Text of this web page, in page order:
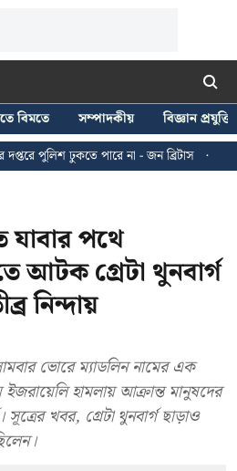
বিমতে সম্পাদকীয়
বিজ্ঞান প্রযুক্তি
ঢুকতে পারে না - জন ব্রিটাস
কলকাতায় ২৪
যাবার পথে
আটক গ্রেটা থুনবার্গ
নিন্দায়
ভোরে ম্যাডলিন নামের এক
হামলায় আক্রান্ত মানুষদের
সূত্রের খবর, গ্রেটা থুনবার্গ ছাড়াও